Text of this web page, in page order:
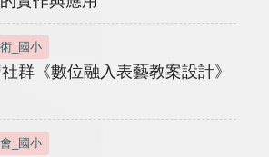
_國小
群《數位融入表藝教案設計》
_國小